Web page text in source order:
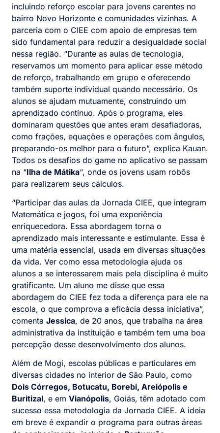
incluindo reforço escolar para jovens carentes no
bairro Novo Horizonte e comunidades vizinhas. A
parceria com o CIEE com apoio de empresas tem
sido fundamental para reduzir a desigualdade social
nessa região. “Durante as aulas de tecnologia,
reservamos um momento para aplicar esse método
de reforço, trabalhando em grupo e oferecendo
também suporte individual quando necessário. Os
alunos se ajudam mutuamente, construindo um
aprendizado contínuo. Após o programa, eles
dominaram questões que antes eram desafiadoras,
como frações, equações e operações com ângulos,
preparando-os melhor para o futuro”, explica Kauan.
Todos os desafios do game no aplicativo se passam
na “Ilha de Mátika“, onde os jovens usam robôs
para realizarem seus cálculos.
“Participar das aulas da Jornada CIEE, que integram
Matemática e jogos, foi uma experiência
enriquecedora. Essa abordagem torna o
aprendizado mais interessante e estimulante. Essa é
uma matéria essencial, usada em diversas situações
da vida. Ver como essa metodologia ajuda os
alunos a se interessarem mais pela disciplina é muito
gratificante. Um aluno me disse que essa
abordagem do CIEE fez toda a diferença para ele na
escola, o que comprova a eficácia dessa iniciativa”,
comenta Jessica, de 20 anos, que trabalha na área
administrativa da instituição e também tem uma boa
percepção desse desenvolvimento dos alunos.
Além de Mogi, escolas públicas e particulares em
diversas cidades no interior de São Paulo, como
Dois Córregos, Botucatu, Borebi, Areiópolis e
Buritizal, e em Vianópolis, Goiás, têm adotado com
sucesso essa metodologia da Jornada CIEE. A ideia
em breve é expandir o programa para outras áreas